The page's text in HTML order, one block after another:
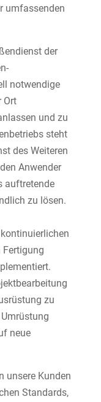
umfassenden
der
notwendige
Ort
und zu
steht
des Weiteren
Anwender
auftretende
zu lösen.
Fertigung
zu
neue
unsere Kunden
Standards,